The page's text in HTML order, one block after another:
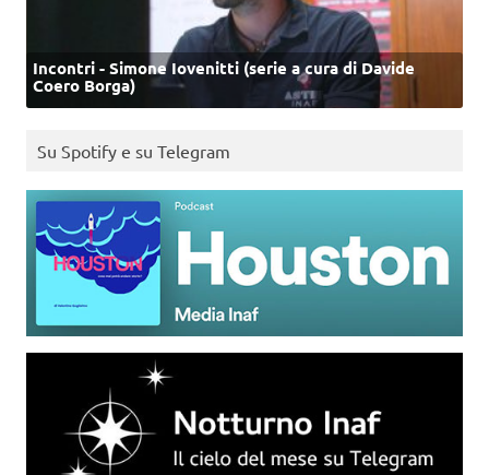
Incontri - Simone Iovenitti (serie a cura di Davide
Coero Borga)
Su Spotify e su Telegram